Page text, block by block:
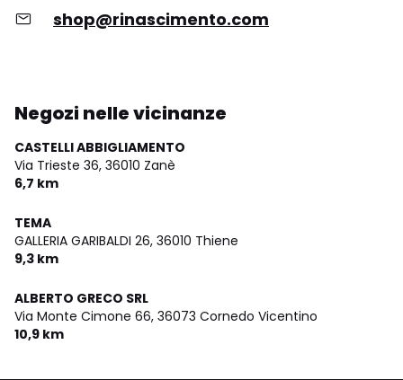
shop@rinascimento.com
Negozi nelle vicinanze
CASTELLI ABBIGLIAMENTO
Via Trieste 36, 36010 Zanè
6,7 km
TEMA
GALLERIA GARIBALDI 26, 36010 Thiene
9,3 km
ALBERTO GRECO SRL
Via Monte Cimone 66, 36073 Cornedo Vicentino
10,9 km